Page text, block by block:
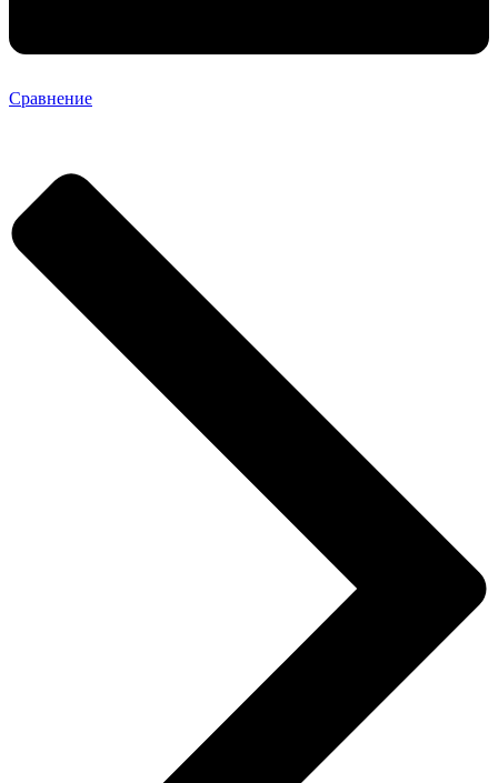
Сравнение